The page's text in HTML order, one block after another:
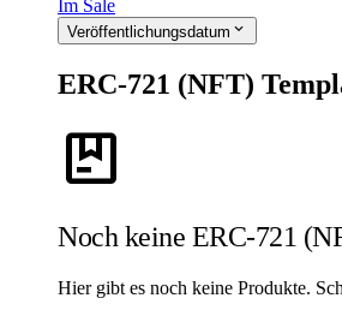
Im Sale
Veröffentlichungsdatum expand_more
ERC-721 (NFT)
package
Noch keine ERC-721
Hier gibt es noch keine Produkte.